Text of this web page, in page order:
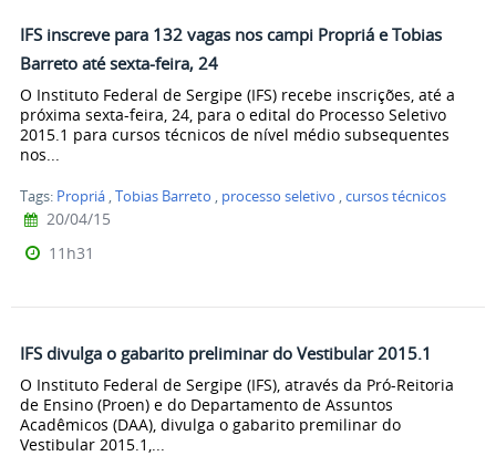
IFS inscreve para 132 vagas nos campi Propriá e Tobias
Barreto até sexta-feira, 24
O Instituto Federal de Sergipe (IFS) recebe inscrições, até a
próxima sexta-feira, 24, para o edital do Processo Seletivo
2015.1 para cursos técnicos de nível médio subsequentes
nos...
Tags: Propriá ,Tobias Barreto , processo seletivo ,cursos técnicos
20/04/15
11h31
IFS divulga o gabarito preliminar do Vestibular 2015.1
O Instituto Federal de Sergipe (IFS), através da Pró-Reitoria
de Ensino (Proen) e do Departamento de Assuntos
Acadêmicos (DAA), divulga o gabarito premilinar do
Vestibular 2015.1,...